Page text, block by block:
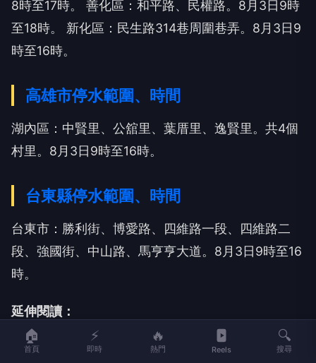
8時至17時。
善化區：和平路、民權路。8月3日9時
至18時。
新化區：民生路314巷周圍巷弄。8月3日9
時至16時。
高雄市停水範圍、時間
湖內區：中賢里、公舘里、葉厝里、逸賢里。共4個
村里。8月3日9時至16時。
台東縣停水範圍、時間
台東市：勝利街、博愛路、四維路一段、四維路二
段、強國街、中山路、馬亨亨大道。8月3日9時至16
時。
延伸閱讀：
高雄母女越南探親染登革熱 返台未告知旅遊史罰1
🏠
首頁
⚡
即時
🔥
熱門 Reels
🔍
搜尋